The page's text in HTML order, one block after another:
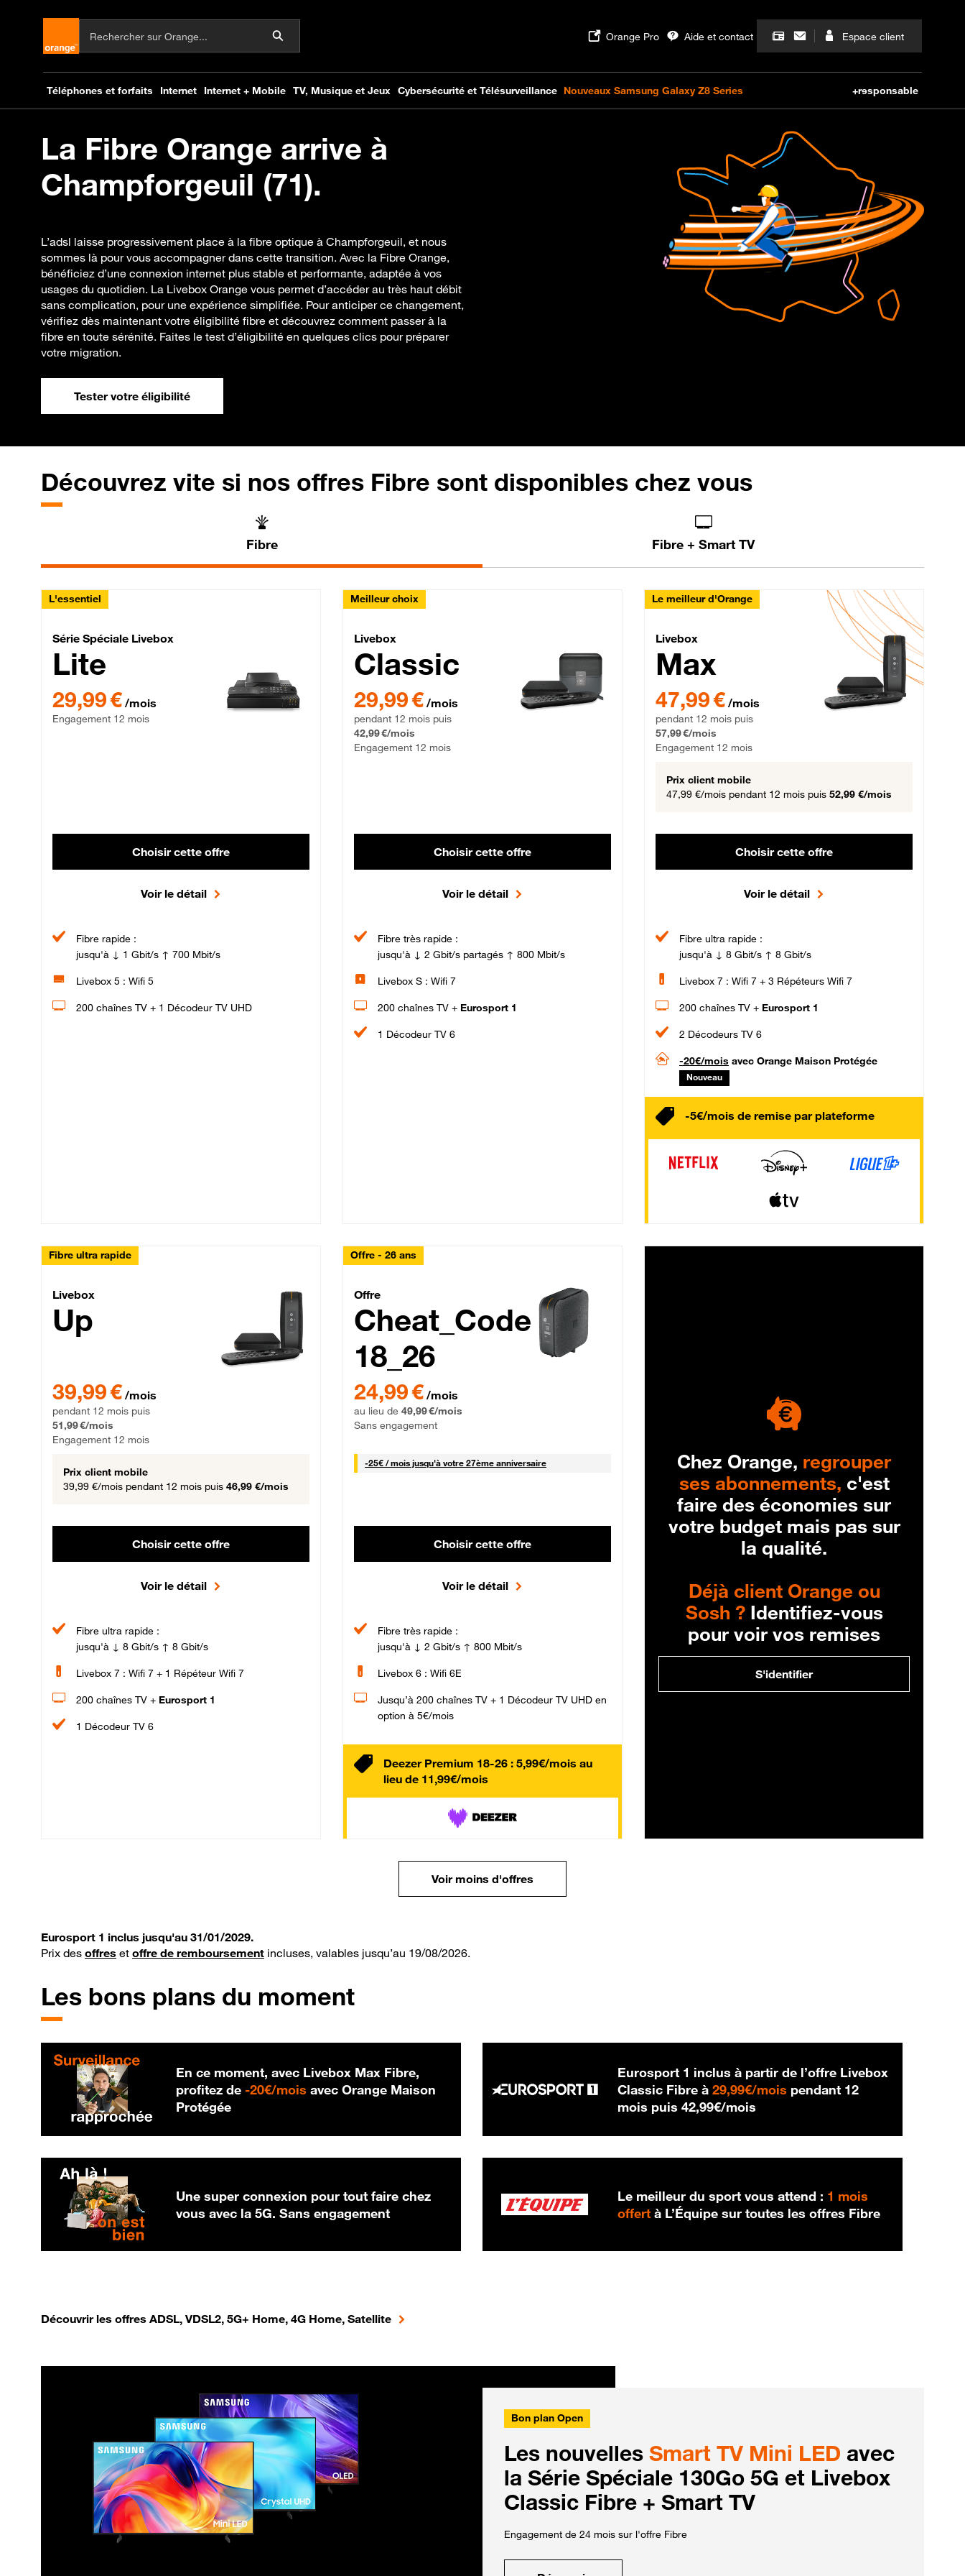
La Fibre Orange arrive à
Champforgeuil (71).
L’adsl laisse progressivement place à la fibre optique à Champforgeuil, et nous
sommes là pour vous accompagner dans cette transition. Avec la Fibre Orange,
bénéficiez d’une connexion internet plus stable et performante, adaptée à vos
usages du quotidien. La Livebox Orange vous permet d’accéder au très haut débit
sans complication, pour une expérience simplifiée. Pour anticiper ce changement,
vérifiez dès maintenant votre éligibilité fibre et découvrez comment passer à la
fibre en toute sérénité. Faites le test d’éligibilité en quelques clics pour préparer
votre migration.
Tester votre éligibilité
Découvrez vite si nos offres Fibre sont disponibles chez vous
Fibre Fibre + Smart TV
L'essentiel
Série Spéciale Livebox Lite Fibre
Série Spéciale Livebox
Lite
29,99 € par mois , Engagement 12 mois
29,99 € /mois
Engagement 12 mois
Choisir cette offre
Voir le détail
Fibre rapide :
jusqu'à ↓ 1 Gbit/s ↑ 700 Mbit/s
Livebox 5 : Wifi 5
200 chaînes TV + 1 Décodeur TV UHD
Meilleur choix
Livebox Classic Fibre
Livebox
Classic
29,99 € par mois pendant 12 mois puis 42,99 € par mois, Engagement 12 mois
29,99 € /mois
pendant 12 mois puis
42,99 €/mois
Engagement 12 mois
Choisir cette offre
Voir le détail
Fibre très rapide :
jusqu'à ↓ 2 Gbit/s partagés ↑ 800 Mbit/s
Livebox S : Wifi 7
200 chaînes TV + Eurosport 1
1 Décodeur TV 6
Le meilleur d'Orange
Livebox Max Fibre
Livebox
Max
47,99 € par mois pendant 12 mois puis 57,99 € par mois,
47,99 € /mois
pendant 12 mois puis
57,99 €/mois
Engagement 12 mois
Prix client mobile
47,99 €/mois pendant 12 mois puis 52,99 €/mois
Choisir cette offre
Voir le détail
Fibre ultra rapide :
jusqu'à ↓ 8 Gbit/s ↑ 8 Gbit/s
Livebox 7 : Wifi 7 + 3 Répéteurs Wifi 7
200 chaînes TV + Eurosport 1
2 Décodeurs TV 6
-20€/mois avec Orange Maison Protégée
Nouveau
-5€/mois de remise par plateforme
Fibre ultra rapide
Livebox Up Fibre
Livebox
Up
39,99 € /mois
pendant 12 mois puis
51,99 €/mois
Engagement 12 mois
Prix client mobile
39,99 €/mois pendant 12 mois puis 46,99 €/mois
Choisir cette offre
Voir le détail
Fibre ultra rapide :
jusqu'à ↓ 8 Gbit/s ↑ 8 Gbit/s
Livebox 7 : Wifi 7 + 1 Répéteur Wifi 7
200 chaînes TV + Eurosport 1
1 Décodeur TV 6
Offre - 26 ans
Cheat_Code Fibre_18_26
Offre
Cheat_Code
18_26
24,99 € /mois
au lieu de 49,99 €/mois
Sans engagement
-25€ / mois25 € par mois
jusqu'à votre 27ème anniversaire
Choisir cette offre
Voir le détail
Fibre très rapide :
jusqu'à ↓ 2 Gbit/s ↑ 800 Mbit/s
Livebox 6 : Wifi 6E
Jusqu’à 200 chaînes TV + 1 Décodeur TV UHD en
option à 5€/mois
Deezer Premium 18-26 : 5,99€/mois au
lieu de 11,99€/mois
Chez Orange, regrouper
ses abonnements, c'est
faire des économies sur
votre budget mais pas sur
la qualité.
Déjà client Orange ou
Sosh ?Identifiez-vous
pour voir vos remises
S'identifier
Voir moins d'offres
Eurosport 1 inclus jusqu'au 31/01/2029.
Prix des offres et offre de remboursement incluses, valables jusqu’au 19/08/2026.
Les bons plans du moment
En ce moment, avec Livebox Max Fibre,
profitez de -20€/mois 20 € par mois
avec Orange Maison
Protégée
Eurosport 1 inclus à partir de l’offre Livebox
Classic Fibre à29,99€/mois 29,99 € par mois
pendant 12
mois puis42,99€/mois
Une super connexion pour tout faire chez
vous avec la 5G. Sans engagement
Le meilleur du sport vous attend : 1 mois
offert à L’Équipe sur toutes les offres Fibre
Découvrir les offres ADSL, VDSL2, 5G+ Home, 4G Home, Satellite
Bon plan Open
Les nouvelles Smart TV Mini LED avec
la Série Spéciale 130Go 5G et Livebox
Classic Fibre + Smart TV
Engagement de 24 mois sur l'offre Fibre